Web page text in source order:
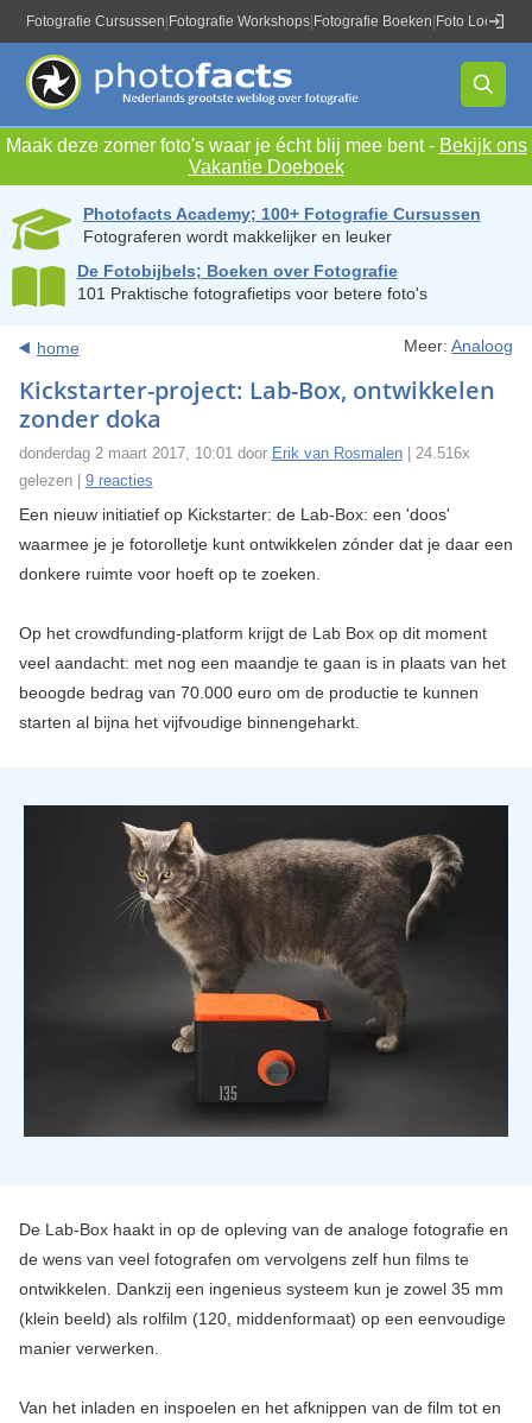
Fotografie Cursussen Fotografie Workshops Fotografie Boeken Foto Locaties
Maak deze zomer foto's waar je écht blij mee bent - Bekijk ons
Vakantie Doeboek
Photofacts Academy; 100+ Fotografie Cursussen
Fotograferen wordt makkelijker en leuker
De Fotobijbels; Boeken over Fotografie
101 Praktische fotografietips voor betere foto's
home Meer:Analoog
Kickstarter-project: Lab-Box, ontwikkelen
zonder doka
donderdag 2 maart 2017, 10:01 door Erik van Rosmalen| 24.516x
gelezen | 9 reacties
Een nieuw initiatief op Kickstarter: de Lab-Box: een 'doos'
waarmee je je fotorolletje kunt ontwikkelen zónder dat je daar een
donkere ruimte voor hoeft op te zoeken.
Op het crowdfunding-platform krijgt de Lab Box op dit moment
veel aandacht: met nog een maandje te gaan is in plaats van het
beoogde bedrag van 70.000 euro om de productie te kunnen
starten al bijna het vijfvoudige binnengeharkt.
De Lab-Box haakt in op de opleving van de analoge fotografie en
de wens van veel fotografen om vervolgens zelf hun films te
ontwikkelen. Dankzij een ingenieus systeem kun je zowel 35 mm
(klein beeld) als rolfilm (120, middenformaat) op een eenvoudige
manier verwerken.
Van het inladen en inspoelen en het afknippen van de film tot en